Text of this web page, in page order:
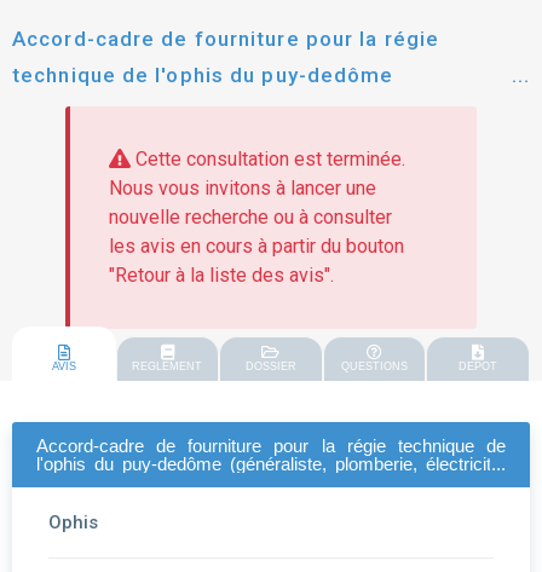
Accord-cadre de fourniture pour la régie
technique de l'ophis du puy-dedôme
(généraliste, plomberie, électricité, peinture,
matériaux, produits divers
Cette consultation est terminée.
Nous vous invitons à lancer une
nouvelle recherche ou à consulter
les avis en cours à partir du bouton
"Retour à la liste des avis".
AVIS REGLEMENT DOSSIER QUESTIONS DEPOT
Accord-cadre de fourniture pour la régie technique de
l'ophis du puy-dedôme (généraliste, plomberie, électricité,
Ophis